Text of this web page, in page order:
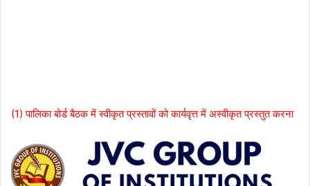
(1) पालिका बोर्ड बैठक में स्वीकृत प्रस्तावों को कार्यवृत्त में अस्वीकृत प्रस्तुत करना